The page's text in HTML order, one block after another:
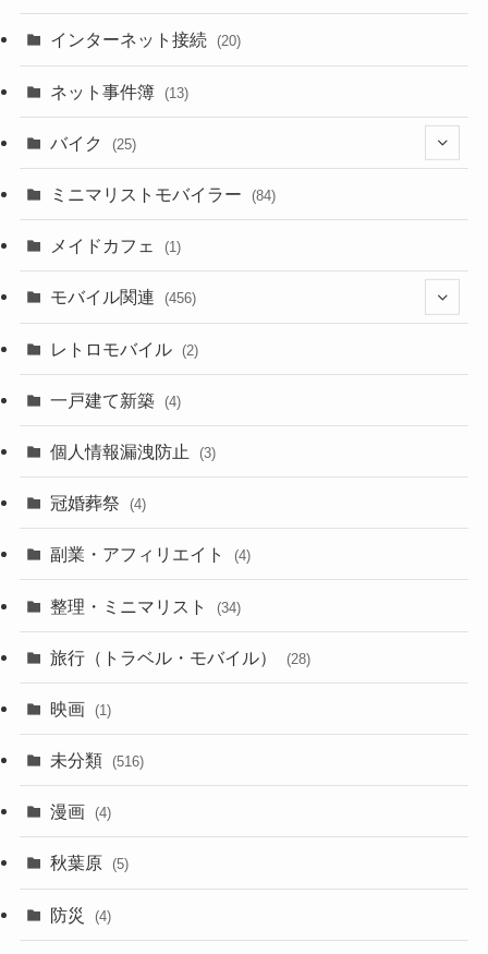
(1)
(18)
(2)
(10)
(18)
(19)
(6)
(8)
(9)
(3)
(13)
インターネット接続 (20)
ネット事件簿 (13)
バイク (25)
(8)
(23)
ミニマリストモバイラー (84)
メイドカフェ (1)
モバイル関連 (456)
(7)
(3)
(3)
(6)
(20)
(31)
レトロモバイル (2)
一戸建て新築 (4)
個人情報漏洩防止 (3)
冠婚葬祭 (4)
副業・アフィリエイト (4)
整理・ミニマリスト (34)
旅行（トラベル・モバイル） (28)
映画 (1)
未分類 (516)
漫画 (4)
秋葉原 (5)
防災 (4)